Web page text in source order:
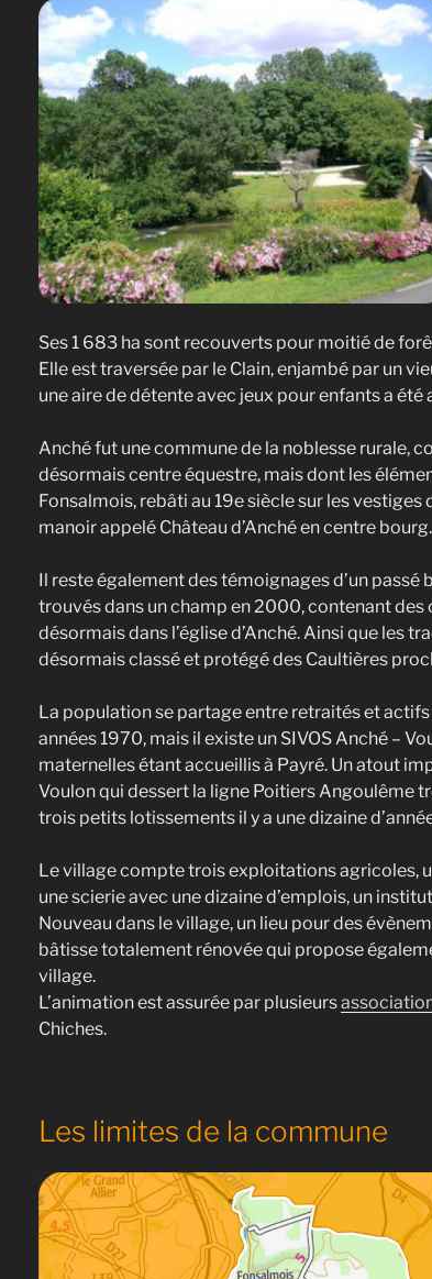
Ses 1 683 ha sont recouverts pour moitié de
Elle est traversée par le Clain, enjambé par un
une aire de détente avec jeux pour enfants a été
Anché fut une commune de la noblesse rurale,
désormais centre équestre, mais dont les
Fonsalmois, rebâti au 19e siècle sur les vestiges
manoir appelé Château d’Anché en centre bourg.
Il reste également des témoignages d’un
trouvés dans un champ en 2000, contenant
désormais dans l’église d’Anché. Ainsi que les
désormais classé et protégé des Caultières
La population se partage entre retraités et actifs
années 1970, mais il existe un SIVOS Anché –
maternelles étant accueillis à Payré. Un atout
Voulon qui dessert la ligne Poitiers Angoulême
trois petits lotissements il y a une dizaine
Le village compte trois exploitations agricoles,
une scierie avec une dizaine d’emplois, un
Nouveau dans le village, un lieu pour des
bâtisse totalement rénovée qui propose
village.
L’animation est assurée par plusieurs
Chiches.
Les limites de la commune